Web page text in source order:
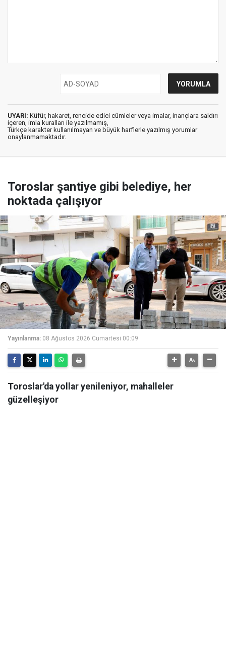
UYARI: Küfür, hakaret, rencide edici cümleler veya imalar, inançlara saldırı
içeren, imla kuralları ile yazılmamış,
Türkçe karakter kullanılmayan ve büyük harflerle yazılmış yorumlar
onaylanmamaktadır.
Toroslar şantiye gibi belediye, her
noktada çalışıyor
Yayınlanma: 08 Ağustos 2026 Cumartesi 00:09
Toroslar'da yollar yenileniyor, mahalleler
güzelleşiyor